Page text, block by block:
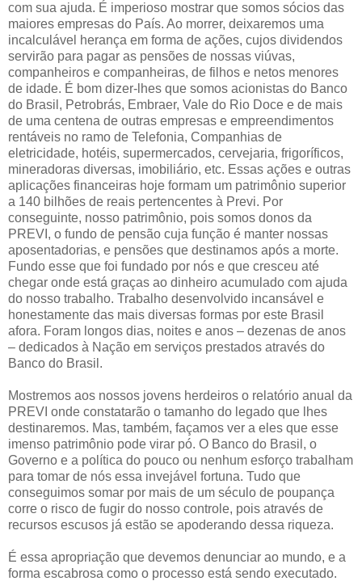
com sua ajuda. É imperioso mostrar que somos sócios das
maiores empresas do País. Ao morrer, deixaremos uma
incalculável herança em forma de ações, cujos dividendos
servirão para pagar as pensões de nossas viúvas,
companheiros e companheiras, de filhos e netos menores
de idade. É bom dizer-lhes que somos acionistas do Banco
do Brasil, Petrobrás, Embraer, Vale do Rio Doce e de mais
de uma centena de outras empresas e empreendimentos
rentáveis no ramo de Telefonia, Companhias de
eletricidade, hotéis, supermercados, cervejaria, frigoríficos,
mineradoras diversas, imobiliário, etc. Essas ações e outras
aplicações financeiras hoje formam um patrimônio superior
a 140 bilhões de reais pertencentes à Previ. Por
conseguinte, nosso patrimônio, pois somos donos da
PREVI, o fundo de pensão cuja função é manter nossas
aposentadorias, e pensões que destinamos após a morte.
Fundo esse que foi fundado por nós e que cresceu até
chegar onde está graças ao dinheiro acumulado com ajuda
do nosso trabalho. Trabalho desenvolvido incansável e
honestamente das mais diversas formas por este Brasil
afora. Foram longos dias, noites e anos – dezenas de anos
– dedicados à Nação em serviços prestados através do
Banco do Brasil.
Mostremos aos nossos jovens herdeiros o relatório anual da
PREVI onde constatarão o tamanho do legado que lhes
destinaremos. Mas, também, façamos ver a eles que esse
imenso patrimônio pode virar pó. O Banco do Brasil, o
Governo e a política do pouco ou nenhum esforço trabalham
para tomar de nós essa invejável fortuna. Tudo que
conseguimos somar por mais de um século de poupança
corre o risco de fugir do nosso controle, pois através de
recursos escusos já estão se apoderando dessa riqueza.
É essa apropriação que devemos denunciar ao mundo, e a
forma escabrosa como o processo está sendo executado.